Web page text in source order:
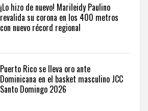
¡Lo hizo de nuevo! Marileidy Paulino
revalida su corona en los 400 metros
con nuevo récord regional
Puerto Rico se lleva oro ante
Dominicana en el basket masculino JCC
Santo Domingo 2026